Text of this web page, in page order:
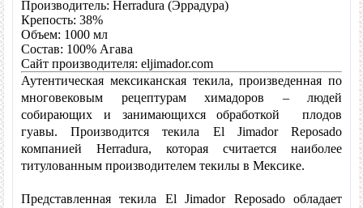
Цена:
Количество:
" class="button-gr" />
Производитель: Herradura (Эррадура)
Крепость: 38%
Объем: 1000 мл
Состав: 100% Агава
Сайт производителя: eljimador.com
Аутентическая мексиканская текила, произведенная по
многовековым рецептурам химадоров – людей
собирающих и занимающихся обработкой плодов
гуавы.Производится текила El Jimador Reposado
компанией Herradura, которая считается наиболее
титулованным производителем текилы в Мексике.
Представленная текила El Jimador Reposado обладает